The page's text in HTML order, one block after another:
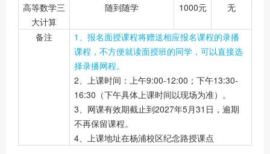
高等数学三
大计算
随到随学 1000元 无
备注
1、报名面授课程将赠送相应报名课程的录播
课程，不方便就读面授班的同学，可以直接选
择录播网程。
2、上课时间：上午9:00-12:00；下午13:30-
16:30（下午具体上课时间以现场为准）。
3、网课有效期截止到2027年5月31日，逾期
不再保留课程。
4、上课地址在杨浦校区纪念路授课点